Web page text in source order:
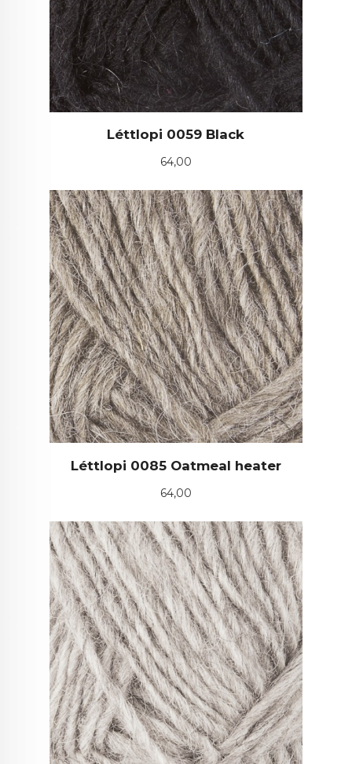
Léttlopi 0059 Black
Pris
64,00
Léttlopi 0085 Oatmeal heater
Pris
64,00